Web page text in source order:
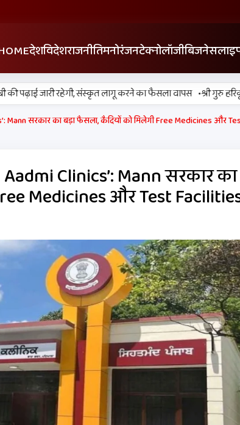
देशविदेशराजनीतिमनोरंजनटेक्नोलॉजीबिजनेस
जारी रहेगी, संस्कृत लागू करने का फैसला वापस •श्री गुरु हरिकृष्ण
Mann सरकार का बड़ा फैसला, कैदियों को मिलेगी Free Medicines और
Clinics’: Mann सरकार का
Medicines और Test